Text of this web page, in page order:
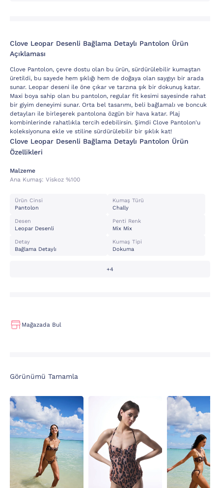
Clove Leopar Desenli Bağlama Detaylı Pantolon Ürün
Açıklaması
Clove Pantolon, çevre dostu olan bu ürün, sürdürülebilir kumaştan
üretildi, bu sayede hem şıklığı hem de doğaya olan saygıyı bir arada
sunar. Leopar deseni ile öne çıkar ve tarzına şık bir dokunuş katar.
Maxi boya sahip olan bu pantolon, regular fit kesimi sayesinde rahat
bir giyim deneyimi sunar. Orta bel tasarımı, beli bağlamalı ve boncuk
detayları ile birleşerek pantolona özgün bir hava katar. Plaj
kombinlerinde rahatlıkla tercih edebilirsin. Şimdi Clove Pantolon'u
koleksiyonuna ekle ve stiline sürdürülebilir bir şıklık kat!
Clove Leopar Desenli Bağlama Detaylı Pantolon Ürün
Özellikleri
Malzeme
Ana Kumaş: Vi̇skoz %100
Ürün Cinsi
Pantolon
Kumaş Türü
Chally
Desen
Leopar Desenli
Penti Renk
Mix Mix
Detay
Bağlama Detaylı
Kumaş Tipi
Dokuma
+4
Mağazada Bul
Görünümü Tamamla